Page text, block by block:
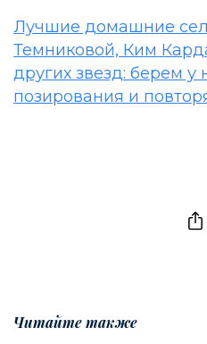
Лучшие домашние
Темниковой, Ким
других звезд: берем у
позирования и
Читайте также